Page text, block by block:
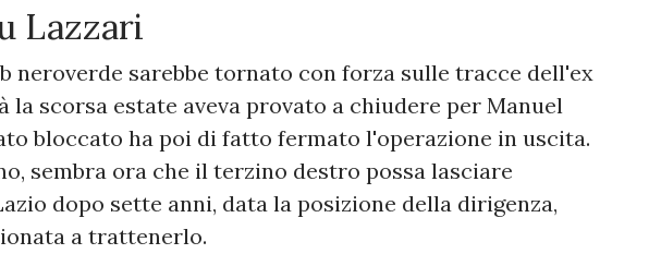
Lazzari
neroverde sarebbe tornato con forza sulle tracce dell'ex
la scorsa estate aveva provato a chiudere per Manuel
bloccato ha poi di fatto fermato l'operazione in uscita.
sembra ora che il terzino destro possa lasciare
dopo sette anni, data la posizione della dirigenza,
a trattenerlo.